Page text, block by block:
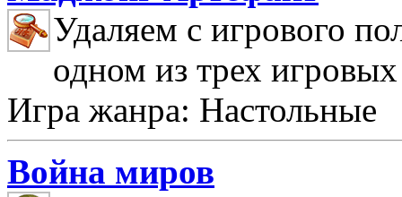
Удаляем с игрового
одном из трех
Игра жанра: Настольные
Война миров